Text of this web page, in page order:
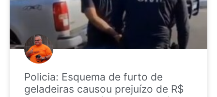
Policia: Esquema de furto de
geladeiras causou prejuízo de R$